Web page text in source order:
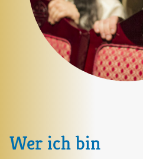
Wer ich bin